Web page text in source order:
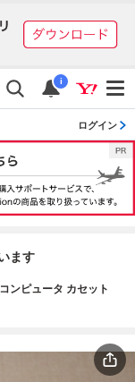
i
ログイン
ます
ンピュータ カセット